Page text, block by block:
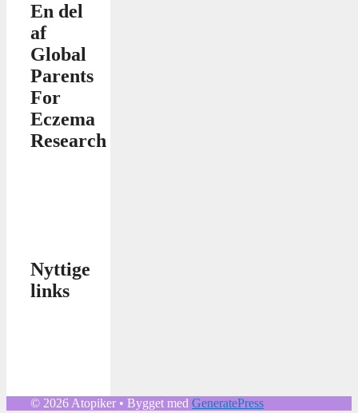
En del
af
Global
Parents
For
Eczema
Research
Nyttige
links
© 2026 Atopiker • Bygget med GeneratePress